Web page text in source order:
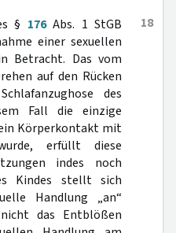
18
§ 176Abs. 1 StGB
einer sexuellen
Betracht. Das vom
auf den Rücken
des
Fall die einzige
Körperkontakt mit
erfüllt diese
indes noch
Kindes stellt sich
Handlung „an“
das Entblößen